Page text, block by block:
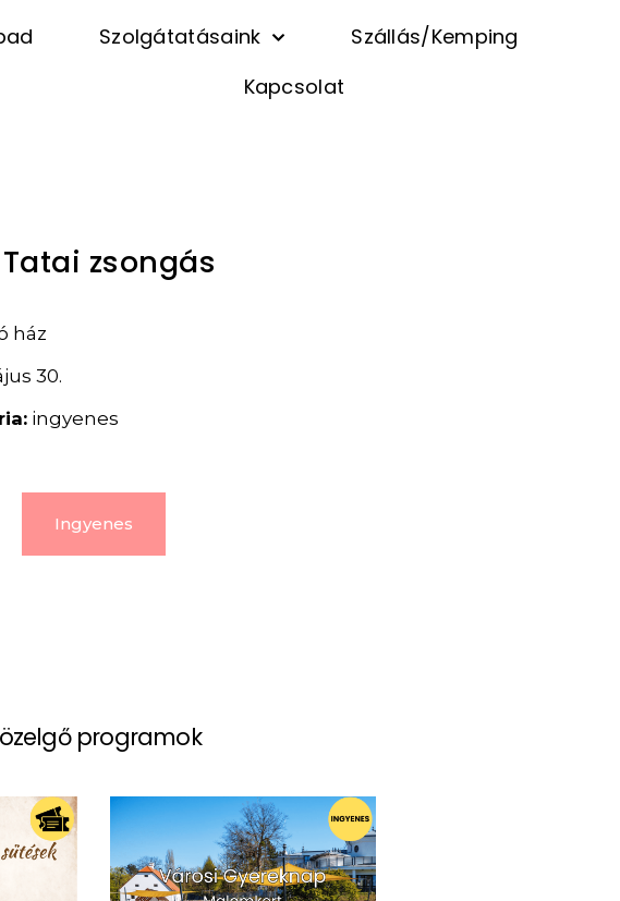
Szolgátatásaink
Szállás/Kemping
Kapcsolat
Tatai zsongás
ház
30.
ingyenes
Ingyenes
programok